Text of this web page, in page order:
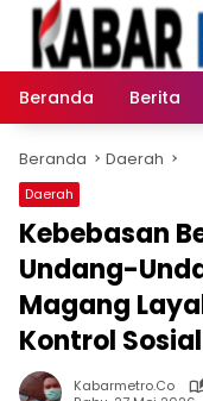
Langsung
konten
Beranda
Berita
Beranda Daerah
Daerah
Kebebasan
Undang-
Magang
Kontrol Sosial
Kabarmetro.co